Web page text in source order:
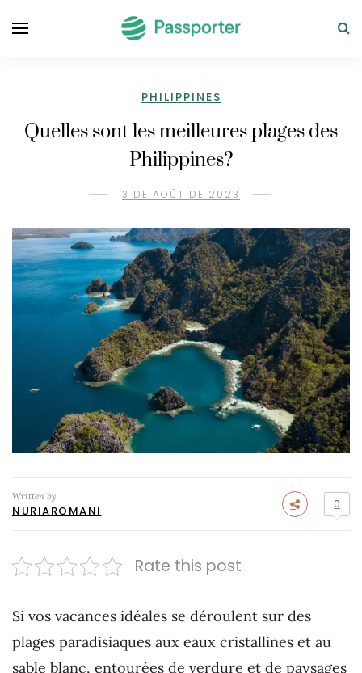
PHILIPPINES
Quelles sont les meilleures plages des
Philippines?
3 DE AOÛT DE 2023
Written by
NURIAROMANI 0
Rate this post
Si vos vacances idéales se déroulent sur des
plages paradisiaques aux eaux cristallines et au
sable blanc, entourées de verdure et de paysages